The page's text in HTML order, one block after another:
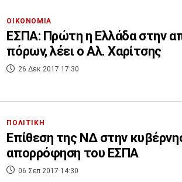
ΟΙΚΟΝΟΜΙΑ
ΕΣΠΑ: Πρώτη η Ελλάδα στην
πόρων, λέει ο Αλ. Χαρίτσης
26 Δεκ 2017 17:30
ΠΟΛΙΤΙΚΗ
Επίθεση της ΝΔ στην
απορρόφηση του ΕΣΠΑ
06 Σεπ 2017 14:30